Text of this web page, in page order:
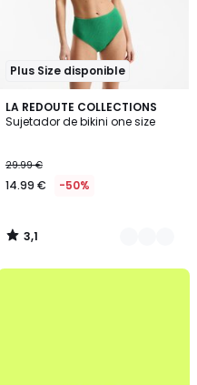
Plus Size disponible
LA REDOUTE COLLECTIONS
Sujetador de bikini one size
29.99 €
14.99 € -50%
3,1
/
2
Colores
3,1
/